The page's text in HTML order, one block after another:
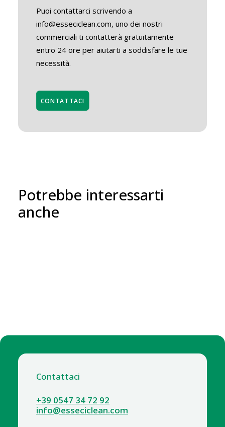
Puoi contattarci scrivendo a
info@esseciclean.com, uno dei nostri
commerciali ti contatterà gratuitamente
entro 24 ore per aiutarti a soddisfare le tue
necessità.
CONTATTACI
Potrebbe interessarti
anche
Contattaci
+39 0547 34 72 92
info@esseciclean.com